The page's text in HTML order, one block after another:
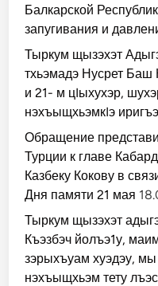
Балкарской
запугивания и
Тыркум щызэхэт
тхьэмадэ Нусрет Баш
и 21- м цIыхухэр,
нэхъыщхьэмкIэ
Обращение
Турции к главе
Казбеку Кокову в
Дня памяти 21 мая
Тыркум щызэхэт
Къэзбэч йолъэ1у,
зэрыхъуам хуэдэу,
нэхъыщхьэм тету